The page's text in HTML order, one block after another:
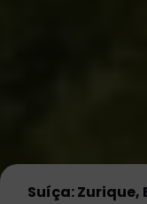
Suíça: Zurique,